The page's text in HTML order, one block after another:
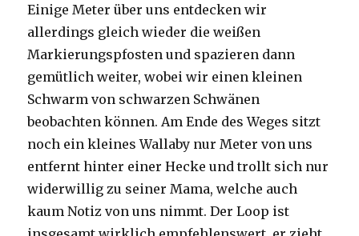
Einige Meter über uns entdecken wir
allerdings gleich wieder die weißen
Markierungspfosten und spazieren dann
gemütlich weiter, wobei wir einen kleinen
Schwarm von schwarzen Schwänen
beobachten können. Am Ende des Weges sitzt
noch ein kleines Wallaby nur Meter von uns
entfernt hinter einer Hecke und trollt sich nur
widerwillig zu seiner Mama, welche auch
kaum Notiz von uns nimmt. Der Loop ist